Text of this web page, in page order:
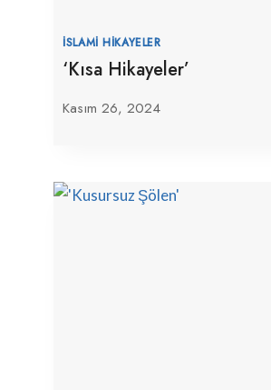
İSLAMI HIKAYELER
‘Kısa Hikayeler’
Kasım 26, 2024